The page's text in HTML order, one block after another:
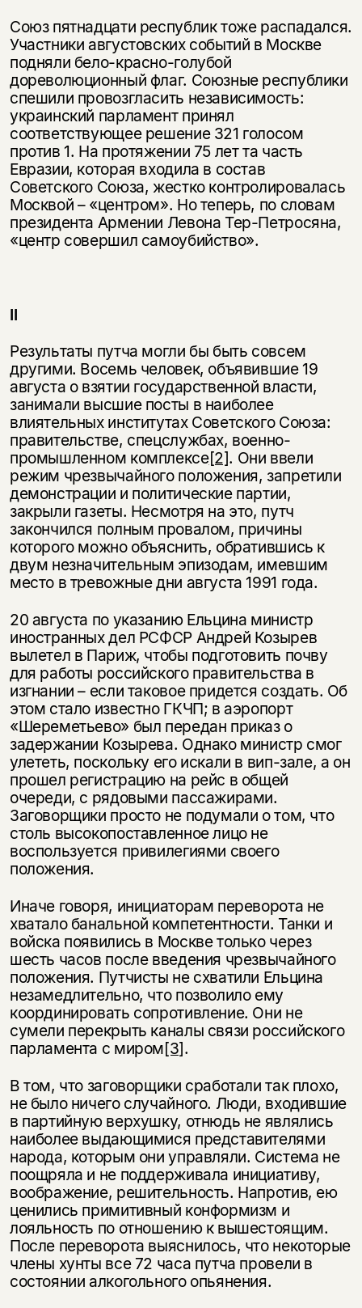
Союз пятнадцати республик тоже распадался.
Участники августовских событий в Москве
подняли бело-красно-голубой
дореволюционный флаг. Союзные республики
спешили провозгласить независимость:
украинский парламент принял
соответствующее решение 321 голосом
против 1. На протяжении 75 лет та часть
Евразии, которая входила в состав
Советского Союза, жестко контролировалась
Москвой – «центром». Но теперь, по словам
президента Армении Левона Тер-Петросяна,
«центр совершил самоубийство».
II
Результаты путча могли бы быть совсем
другими. Восемь человек, объявившие 19
августа о взятии государственной власти,
занимали высшие посты в наиболее
влиятельных институтах Советского Союза:
правительстве, спецслужбах, военно-
промышленном комплексе[2]. Они ввели
режим чрезвычайного положения, запретили
демонстрации и политические партии,
закрыли газеты. Несмотря на это, путч
закончился полным провалом, причины
которого можно объяснить, обратившись к
двум незначительным эпизодам, имевшим
место в тревожные дни августа 1991 года.
20 августа по указанию Ельцина министр
иностранных дел РСФСР Андрей Козырев
вылетел в Париж, чтобы подготовить почву
для работы российского правительства в
изгнании – если таковое придется создать. Об
этом стало известно ГКЧП; в аэропорт
«Шереметьево» был передан приказ о
задержании Козырева. Однако министр смог
улететь, поскольку его искали в вип-зале, а он
прошел регистрацию на рейс в общей
очереди, с рядовыми пассажирами.
Заговорщики просто не подумали о том, что
столь высокопоставленное лицо не
воспользуется привилегиями своего
положения.
Иначе говоря, инициаторам переворота не
хватало банальной компетентности. Танки и
войска появились в Москве только через
шесть часов после введения чрезвычайного
положения. Путчисты не схватили Ельцина
незамедлительно, что позволило ему
координировать сопротивление. Они не
сумели перекрыть каналы связи российского
парламента с миром[3].
В том, что заговорщики сработали так плохо,
не было ничего случайного. Люди, входившие
в партийную верхушку, отнюдь не являлись
наиболее выдающимися представителями
народа, которым они управляли. Система не
поощряла и не поддерживала инициативу,
воображение, решительность. Напротив, ею
ценились примитивный конформизм и
лояльность по отношению к вышестоящим.
После переворота выяснилось, что некоторые
члены хунты все 72 часа путча провели в
состоянии алкогольного опьянения.